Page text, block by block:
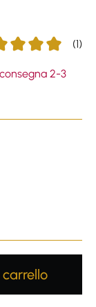
(1)
2-3
the